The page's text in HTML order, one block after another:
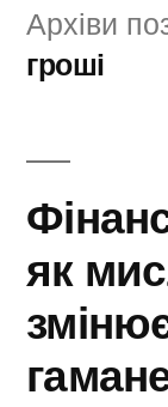
Архіви
гроші
як